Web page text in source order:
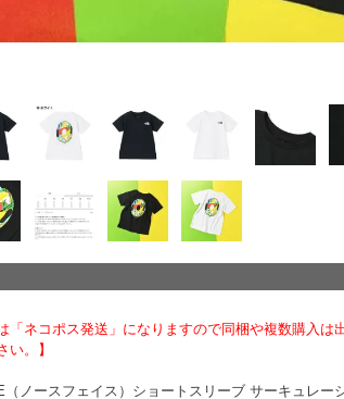
「ネコポス発送」になりますので同梱や複数購入は
い。】
（ノースフェイス）ショートスリーブ サーキュレー